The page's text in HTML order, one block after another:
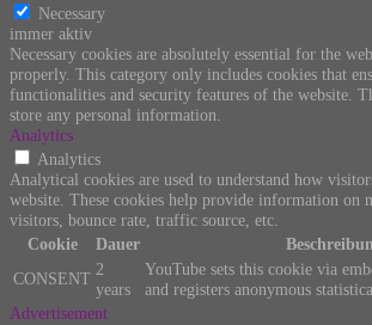
Necessary
immer aktiv
Necessary cookies are absolutely essential for the
properly. This category only includes cookies that
functionalities and security features of the website.
store any personal information.
Analytics
Analytics
Analytical cookies are used to understand how
website. These cookies help provide information on
visitors, bounce rate, traffic source, etc.
Cookie
Dauer
CONSENT 2
years
YouTube sets this cookie via
and registers anonymous
Advertisement